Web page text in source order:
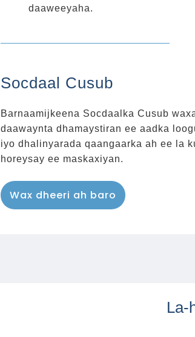
daaweeyaha.
Socdaal Cusub
Barnaamijkeena Socdaalka Cusub
daawaynta dhamaystiran ee aadka
iyo dhalinyarada qaangaarka ah ee la
horeysay ee maskaxiyan.
Wax dheeri ah baro
La-